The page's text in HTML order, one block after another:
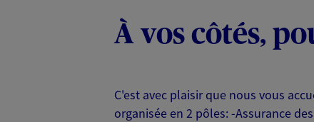
À vos côtés,
C'est avec plaisir que nous vous
organisée en 2 pôles: -Assurance